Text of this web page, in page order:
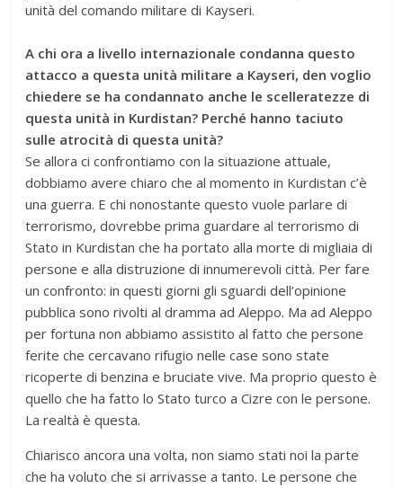
unità del comando militare di Kayseri.
A chi ora a livello internazionale condanna questo
attacco a questa unità militare a Kayseri, den voglio
chiedere se ha condannato anche le scelleratezze di
questa unità in Kurdistan? Perché hanno taciuto
sulle atrocità di questa unità?
Se allora ci confrontiamo con la situazione attuale,
dobbiamo avere chiaro che al momento in Kurdistan c’è
una guerra. E chi nonostante questo vuole parlare di
terrorismo, dovrebbe prima guardare al terrorismo di
Stato in Kurdistan che ha portato alla morte di migliaia di
persone e alla distruzione di innumerevoli città. Per fare
un confronto: in questi giorni gli sguardi dell’opinione
pubblica sono rivolti al dramma ad Aleppo. Ma ad Aleppo
per fortuna non abbiamo assistito al fatto che persone
ferite che cercavano rifugio nelle case sono state
ricoperte di benzina e bruciate vive. Ma proprio questo è
quello che ha fatto lo Stato turco a Cizre con le persone.
La realtà è questa.
Chiarisco ancora una volta, non siamo stati noi la parte
che ha voluto che si arrivasse a tanto. Le persone che